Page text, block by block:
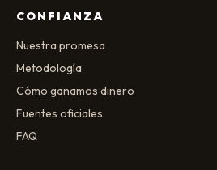
CONFIANZA
Nuestra promesa
Metodología
Cómo ganamos dinero
Fuentes oficiales
FAQ